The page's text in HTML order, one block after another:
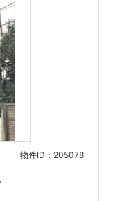
物件ID：205078